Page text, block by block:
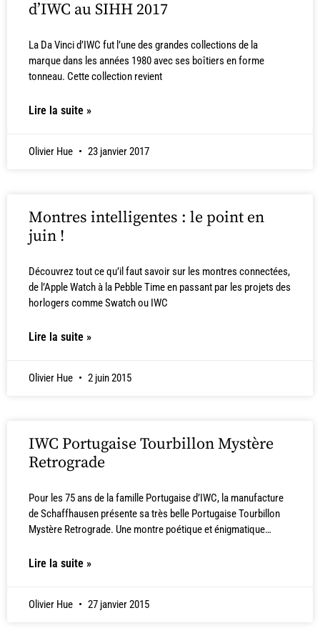
d’IWC au SIHH 2017
La Da Vinci d’IWC fut l’une des grandes collections de la
marque dans les années 1980 avec ses boîtiers en forme
tonneau. Cette collection revient
Lire la suite »
Olivier Hue 23 janvier 2017
Montres intelligentes : le point en
juin !
Découvrez tout ce qu’il faut savoir sur les montres connectées,
de l’Apple Watch à la Pebble Time en passant par les projets des
horlogers comme Swatch ou IWC
Lire la suite »
Olivier Hue 2 juin 2015
IWC Portugaise Tourbillon Mystère
Retrograde
Pour les 75 ans de la famille Portugaise d’IWC, la manufacture
de Schaffhausen présente sa très belle Portugaise Tourbillon
Mystère Retrograde. Une montre poétique et énigmatique…
Lire la suite »
Olivier Hue 27 janvier 2015